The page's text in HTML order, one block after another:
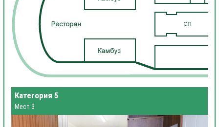
Категория 5
Мест 3